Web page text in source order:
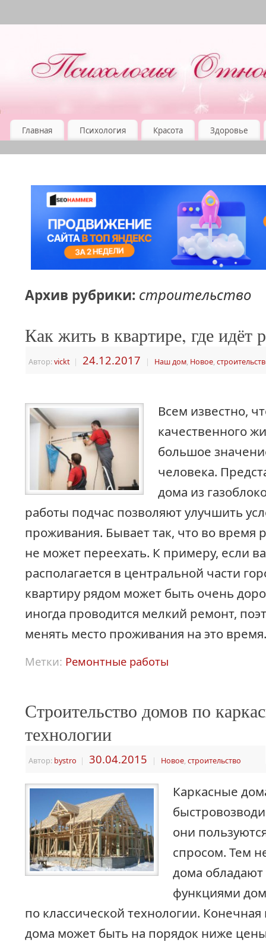
Главная Психология Красота Здоровье
Архив рубрики: строительство
Как жить в квартире, где идёт
Автор:vickt | 24.12.2017 | Наш дом, Новое,
Всем известно,
качественного
большое
человека.
дома из
работы подчас позволяют улучшить
проживания. Бывает так, что во время
не может переехать. К примеру, если
располагается в центральной части
квартиру рядом может быть очень
иногда проводится мелкий ремонт,
менять место проживания на это
Метки: Ремонтные работы
Строительство домов по
технологии
Автор: bystro | 30.04.2015 | Новое, строительство
Каркасные
они
спросом. Тем
дома
функциями
по классической технологии. Конечная
дома может быть на порядок ниже